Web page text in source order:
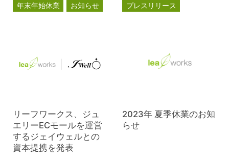
年末年始休業 お知らせ
プレスリリース
リーフワークス、ジュ
エリーECモールを運営
するジェイウェルとの
資本提携を発表
2023年 夏季休業のお知
らせ